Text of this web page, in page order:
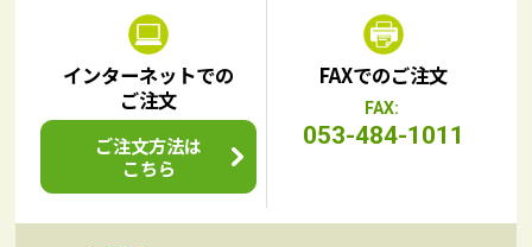
インターネットでの
ご注文
ご注文方法は
こちら
FAXでのご注文
FAX:
053-484-1011